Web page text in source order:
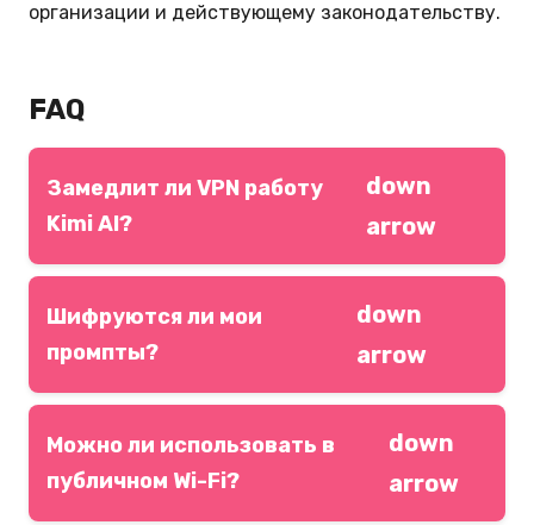
организации и действующему законодательству.
FAQ
Замедлит ли VPN работу
Kimi AI?
down
arrow
Нет — KelVPN обеспечивает высокие скорости,
оптимизированные под большие тексты.
Шифруются ли мои
промпты?
down
arrow
Да — полное сквозное постквантовое
шифрование.
Можно ли использовать в
публичном Wi-Fi?
down
arrow